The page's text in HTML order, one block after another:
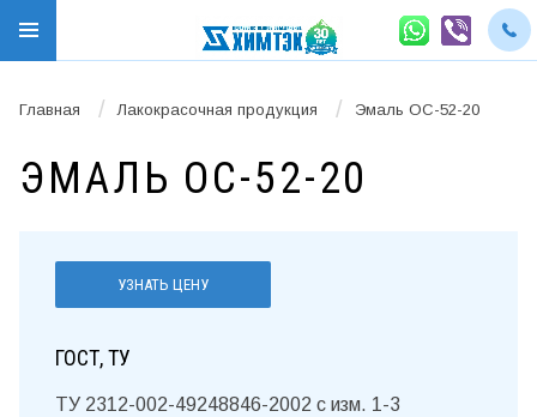
Главная / Лакокрасочная продукция / Эмаль ОС-52-20
ЭМАЛЬ ОС-52-20
УЗНАТЬ ЦЕНУ
ГОСТ, ТУ
ТУ 2312-002-49248846-2002 с изм. 1-3